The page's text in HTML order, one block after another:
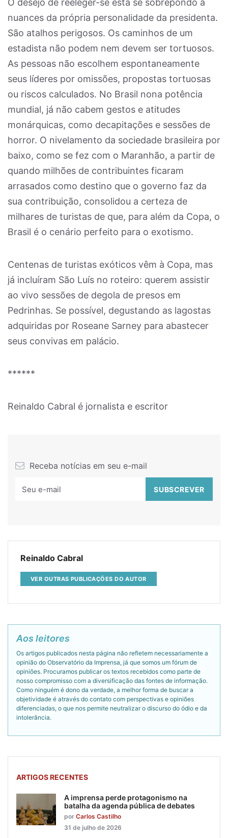
O desejo de reeleger-se está se sobrepondo a
nuances da própria personalidade da presidenta.
São atalhos perigosos. Os caminhos de um
estadista não podem nem devem ser tortuosos.
As pessoas não escolhem espontaneamente
seus líderes por omissões, propostas tortuosas
ou riscos calculados. No Brasil nona potência
mundial, já não cabem gestos e atitudes
monárquicas, como decapitações e sessões de
horror. O nivelamento da sociedade brasileira por
baixo, como se fez com o Maranhão, a partir de
quando milhões de contribuintes ficaram
arrasados como destino que o governo faz da
sua contribuição, consolidou a certeza de
milhares de turistas de que, para além da Copa, o
Brasil é o cenário perfeito para o exotismo.
Centenas de turistas exóticos vêm à Copa, mas
já incluíram São Luís no roteiro: querem assistir
ao vivo sessões de degola de presos em
Pedrinhas. Se possível, degustando as lagostas
adquiridas por Roseane Sarney para abastecer
seus convivas em palácio.
******
Reinaldo Cabral é jornalista e escritor
Receba notícias em seu e-mail
Reinaldo Cabral
VER OUTRAS PUBLICAÇÕES DO AUTOR
Aos leitores
Os artigos publicados nesta página não refletem necessariamente a
opinião do Observatório da Imprensa, já que somos um fórum de
opiniões. Procuramos publicar os textos recebidos como parte de
nosso compromisso com a diversificação das fontes de informação.
Como ninguém é dono da verdade, a melhor forma de buscar a
objetividade é através do contato com perspectivas e opiniões
diferenciadas, o que nos permite neutralizar o discurso do ódio e da
intolerância.
ARTIGOS RECENTES
A imprensa perde protagonismo na
batalha da agenda pública de debates
por Carlos Castilho
31 de julho de 2026